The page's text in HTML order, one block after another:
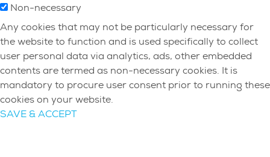
Non-necessary
Any cookies that may not be particularly necessary for
the website to function and is used specifically to collect
user personal data via analytics, ads, other embedded
contents are termed as non-necessary cookies. It is
mandatory to procure user consent prior to running these
cookies on your website.
SAVE & ACCEPT